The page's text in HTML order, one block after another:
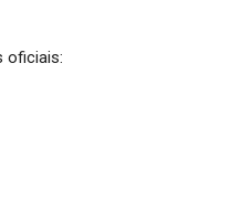
oficiais: